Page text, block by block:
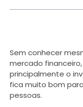
Sem conhecer
mercado
principalmente o
fica muito bom
pessoas.